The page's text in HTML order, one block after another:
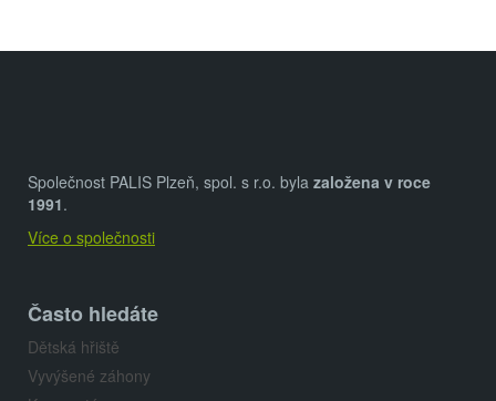
Společnost PALIS Plzeň, spol. s r.o. byla založena v roce
1991.
Více o společnosti
Často hledáte
Dětská hřiště
Vyvýšené záhony